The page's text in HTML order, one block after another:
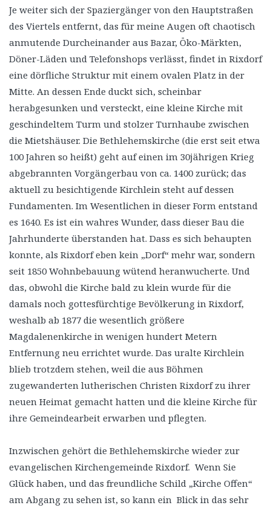
Je weiter sich der Spaziergänger von den Hauptstraßen
des Viertels entfernt, das für meine Augen oft chaotisch
anmutende Durcheinander aus Bazar, Öko-Märkten,
Döner-Läden und Telefonshops verlässt, findet in Rixdorf
eine dörfliche Struktur mit einem ovalen Platz in der
Mitte. An dessen Ende duckt sich, scheinbar
herabgesunken und versteckt, eine kleine Kirche mit
geschindeltem Turm und stolzer Turnhaube zwischen
die Mietshäuser. Die Bethlehemskirche (die erst seit etwa
100 Jahren so heißt) geht auf einen im 30jährigen Krieg
abgebrannten Vorgängerbau von ca. 1400 zurück; das
aktuell zu besichtigende Kirchlein steht auf dessen
Fundamenten. Im Wesentlichen in dieser Form entstand
es 1640. Es ist ein wahres Wunder, dass dieser Bau die
Jahrhunderte überstanden hat. Dass es sich behaupten
konnte, als Rixdorf eben kein „Dorf“ mehr war, sondern
seit 1850 Wohnbebauung wütend heranwucherte. Und
das, obwohl die Kirche bald zu klein wurde für die
damals noch gottesfürchtige Bevölkerung in Rixdorf,
weshalb ab 1877 die wesentlich größere
Magdalenenkirche in wenigen hundert Metern
Entfernung neu errichtet wurde. Das uralte Kirchlein
blieb trotzdem stehen, weil die aus Böhmen
zugewanderten lutherischen Christen Rixdorf zu ihrer
neuen Heimat gemacht hatten und die kleine Kirche für
ihre Gemeindearbeit erwarben und pflegten.
Inzwischen gehört die Bethlehemskirche wieder zur
evangelischen Kirchengemeinde Rixdorf. Wenn Sie
Glück haben, und das freundliche Schild „Kirche Offen“
am Abgang zu sehen ist, so kann ein Blick in das sehr